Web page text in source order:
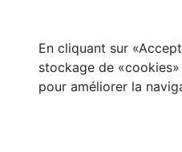
En cliquant sur
stockage de
pour améliorer la
AUDI A5 À VENDRE À